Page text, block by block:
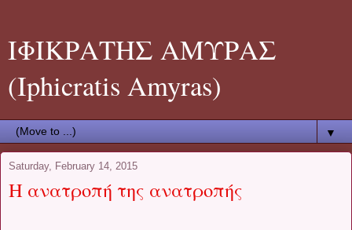
ΙΦΙΚΡΑΤΗΣ ΑΜΥΡΑΣ
(Iphicratis Amyras)
▼
Saturday, February 14, 2015
Η ανατροπή της ανατροπής